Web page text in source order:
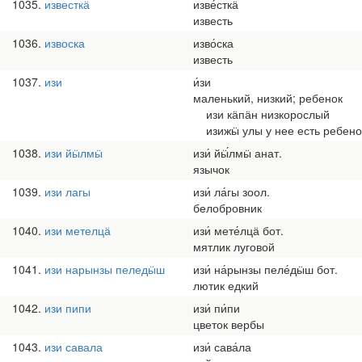
1035 известкӓ
изве́сткӓ
известь
1036 извоска
изво́ска
известь
1037 изи
и́зи
маленький, низкий; ребенок
изи кӓпӓн низкорослый
изижӹ улы у нее есть
1038 изи йӹлмӹ
изи́ йӹ́лмӹ анат.
язычок
1039 изи лагы
изи́ ла́гы зоол.
белобровник
1040 изи метелцӓ
изи́ мете́лцӓ бот.
мятлик луговой
1041 изи нарынзы пеледӹш
изи́ на́рынзы пеле́дӹш бот.
лютик едкий
1042 изи пипи
изи́ пи́пи
цветок вербы
1043 изи савала
изи́ сава́ла